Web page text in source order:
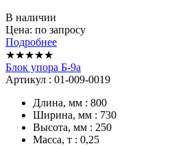
В наличии
Цена: по запросу
Подробнее
★★★★★
Блок упора Б-9а
Артикул : 01-009-0019
Длина, мм : 800
Ширина, мм : 730
Высота, мм : 250
Масса, т : 0,25